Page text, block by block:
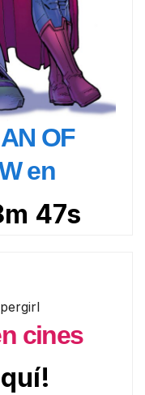
OF
en
46s
cines